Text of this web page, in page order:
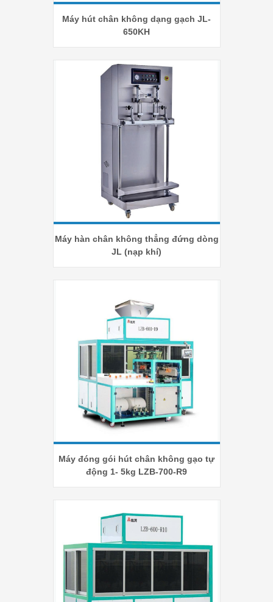
Máy hút chân không dạng gạch JL-
650KH
Máy hàn chân không thẳng đứng dòng
JL (nạp khí)
Máy đóng gói hút chân không gạo tự
động 1- 5kg LZB-700-R9